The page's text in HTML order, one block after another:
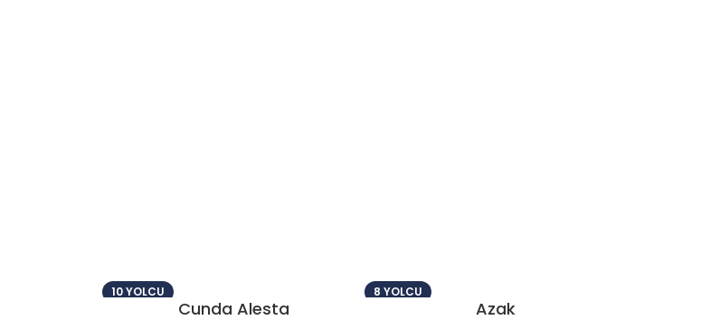
10 YOLCU
Cunda Alesta
8 YOLCU
Azak